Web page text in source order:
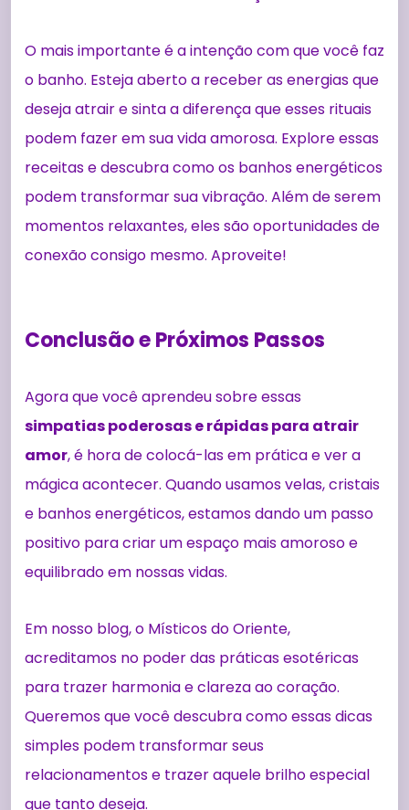
O mais importante é a intenção com que você faz
o banho. Esteja aberto a receber as energias que
deseja atrair e sinta a diferença que esses rituais
podem fazer em sua vida amorosa. Explore essas
receitas e descubra como os banhos energéticos
podem transformar sua vibração. Além de serem
momentos relaxantes, eles são oportunidades de
conexão consigo mesmo. Aproveite!
Conclusão e Próximos Passos
Agora que você aprendeu sobre essas
simpatias poderosas e rápidas para atrair
amor, é hora de colocá-las em prática e ver a
mágica acontecer. Quando usamos velas, cristais
e banhos energéticos, estamos dando um passo
positivo para criar um espaço mais amoroso e
equilibrado em nossas vidas.
Em nosso blog, o Místicos do Oriente,
acreditamos no poder das práticas esotéricas
para trazer harmonia e clareza ao coração.
Queremos que você descubra como essas dicas
simples podem transformar seus
relacionamentos e trazer aquele brilho especial
que tanto deseja.